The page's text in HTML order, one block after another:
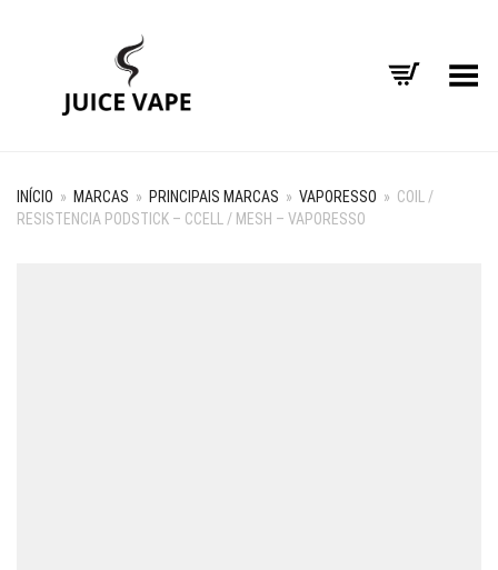
Alternar Menu
INÍCIO » MARCAS » PRINCIPAIS MARCAS » VAPORESSO » COIL /
RESISTENCIA PODSTICK – CCELL / MESH – VAPORESSO